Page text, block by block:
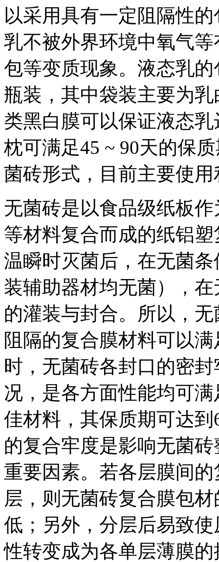
以采用具有一定阻隔性
乳不被外界环境中氧气
包等变质现象。液态乳
瓶装，其中袋装主要为
类黑白膜可以保证液态
枕可满足45 ~ 90天的保
菌砖形式，目前主要使
无菌砖是以食品级纸板
等材料复合而成的纸铝
温瞬时灭菌后，在无菌
装辅助器材均无菌），
的灌装与封合。所以，
阻隔的复合膜材料可以
时，无菌砖各封口的密
况，是各方面性能均可
佳材料，其保质期可达
的复合牢度是影响无菌
重要因素。若各层膜间
层，则无菌砖复合膜包
低；另外，分层后易致
性转变成为各单层薄膜